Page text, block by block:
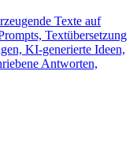
Texte auf
Textübersetzung
KI-generierte Ideen,
Antworten,